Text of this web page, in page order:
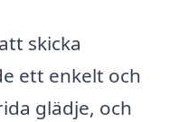
skicka
ett enkelt och
glädje, och